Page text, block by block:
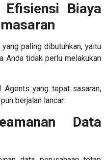
Biaya
paling dibutuhkan, yaitu
Anda tidak perlu melakukan
Agents yang tepat sasaran,
berjalan lancar.
Data